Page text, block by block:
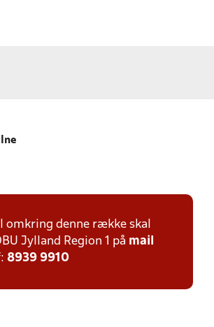
omkring denne række skal
Jylland Region 1 på mail
8939 9910